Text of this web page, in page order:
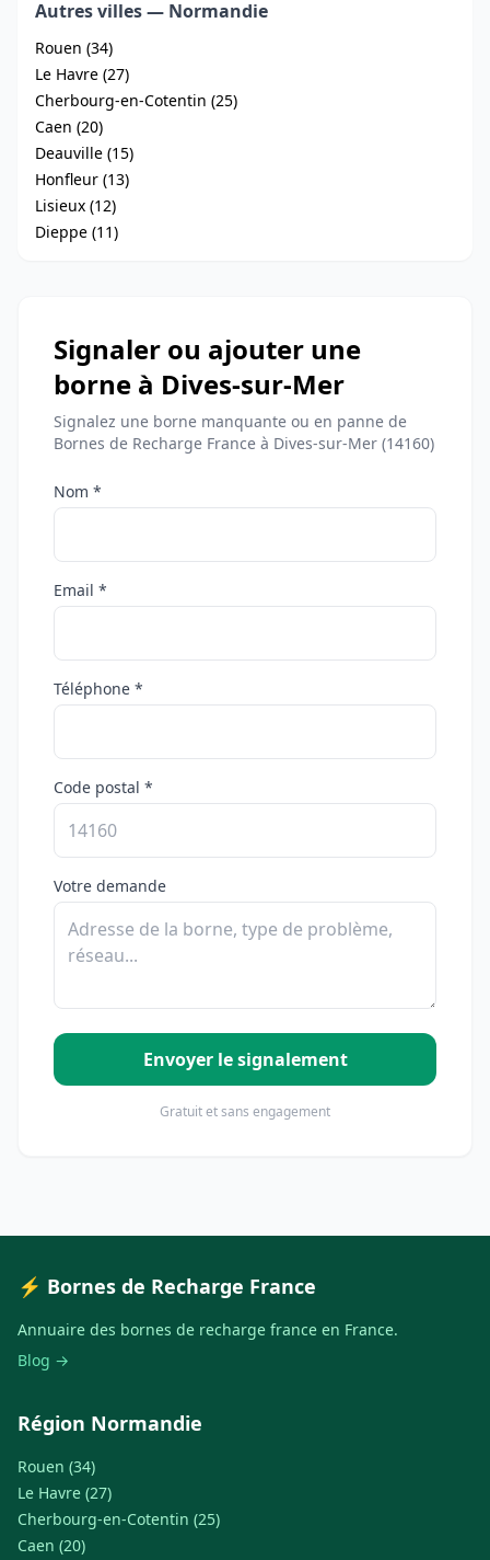
Autres villes — Normandie
Rouen (34)
Le Havre (27)
Cherbourg-en-Cotentin (25)
Caen (20)
Deauville (15)
Honfleur (13)
Lisieux (12)
Dieppe (11)
Signaler ou ajouter une
borne à Dives-sur-Mer
Signalez une borne manquante ou en panne de
Bornes de Recharge France à Dives-sur-Mer (14160)
Nom *
Email *
Téléphone *
Code postal *
Votre demande
Envoyer le signalement
Gratuit et sans engagement
⚡ Bornes de Recharge France
Annuaire des bornes de recharge france en France.
Blog →
Région Normandie
Rouen (34)
Le Havre (27)
Cherbourg-en-Cotentin (25)
Caen (20)